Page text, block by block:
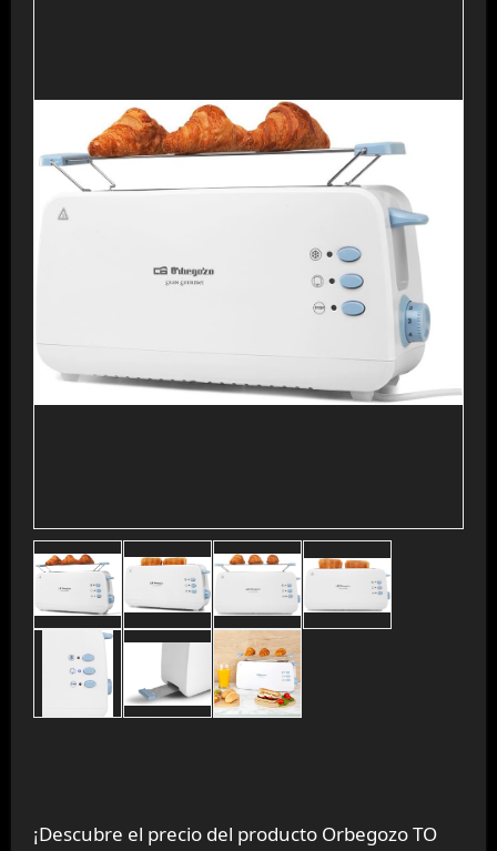
¡Descubre el precio del producto Orbegozo TO